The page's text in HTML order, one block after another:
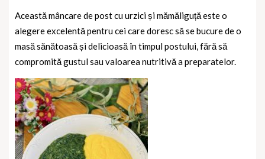
Această mâncare de post cu urzici și mămăliguță este o
alegere excelentă pentru cei care doresc să se bucure de o
masă sănătoasă și delicioasă în timpul postului, fără să
compromită gustul sau valoarea nutritivă a preparatelor.